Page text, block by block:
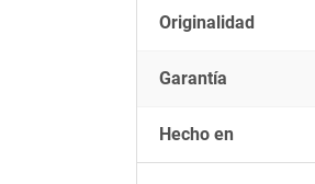
Originalidad
Garantía
Hecho en